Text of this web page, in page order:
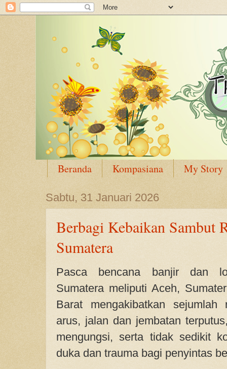
Beranda Kompasiana My Story
Sabtu, 31 Januari 2026
Berbagi Kebaikan Sambut
Sumatera
Pasca bencana banjir dan
Sumatera meliputi Aceh,
Barat mengakibatkan
arus, jalan dan jembatan
mengungsi, serta tidak sedikit
duka dan trauma bagi penyintas